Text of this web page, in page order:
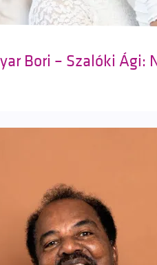
Bori – Szalóki Ági: